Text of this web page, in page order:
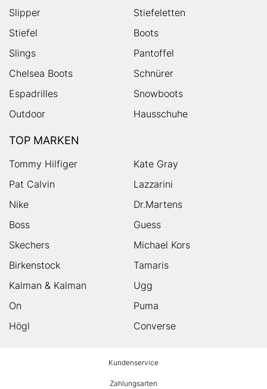
Slipper
Stiefeletten
Stiefel
Boots
Slings
Pantoffel
Chelsea Boots
Schnürer
Espadrilles
Snowboots
Outdoor
Hausschuhe
TOP MARKEN
Tommy Hilfiger
Kate Gray
Pat Calvin
Lazzarini
Nike
Dr.Martens
Boss
Guess
Skechers
Michael Kors
Birkenstock
Tamaris
Kalman & Kalman
Ugg
On
Puma
Högl
Converse
Kundenservice
Zahlungsarten